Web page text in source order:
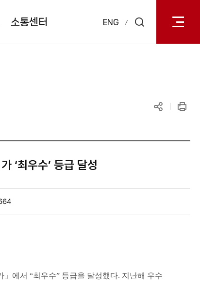
소통센터 ENG
열기
‘최우수’ 등급 달성
에서 “최우수” 등급을 달성했다. 지난해 우수